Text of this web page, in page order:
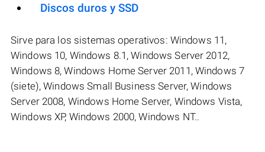
Discos duros y SSD
Sirve para los sistemas operativos: Windows 11,
Windows 10, Windows 8.1, Windows Server 2012,
Windows 8, Windows Home Server 2011, Windows 7
(siete), Windows Small Business Server, Windows
Server 2008, Windows Home Server, Windows Vista,
Windows XP, Windows 2000, Windows NT..